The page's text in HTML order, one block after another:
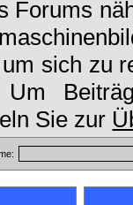
Forums
sich zu
Um
Sie zur